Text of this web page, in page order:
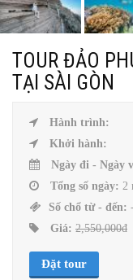
TOUR ĐẢO
TẠI SÀI GÒN
Hành trình:
Khởi hành:
Ngày đi - Ngày
Tổng số ngày: 2
Số chổ từ - đến: -
Giá: 2,550,000đ
Đặt tour